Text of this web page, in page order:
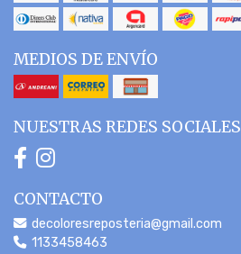
MEDIOS DE ENVÍO
NUESTRAS REDES SOCIALES
CONTACTO
decoloresreposteria@gmail.com
1133458463